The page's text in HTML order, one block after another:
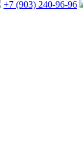
+7 (903) 240-96-96